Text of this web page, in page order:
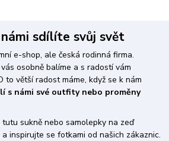
námi sdílíte svůj svět
e-shop, ale česká rodinná firma.
osobně balíme a s radostí vám
to větší radost máme, když se k nám
s námi své outfity nebo proměny
tutu sukně nebo samolepky na zeď
inspirujte se fotkami od našich zákaznic.